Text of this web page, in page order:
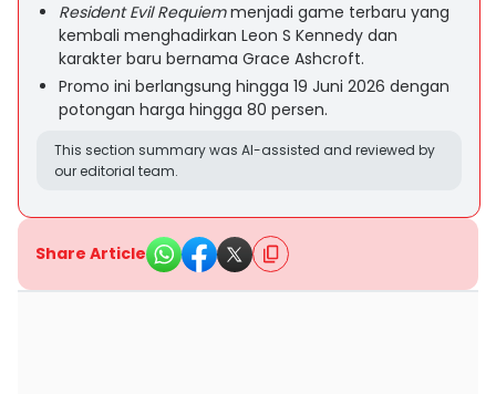
Resident Evil Requiemmenjadi game terbaru yang
kembali menghadirkan Leon S Kennedy dan
karakter baru bernama Grace Ashcroft.
Promo ini berlangsung hingga 19 Juni 2026 dengan
potongan harga hingga 80 persen.
This section summary was AI-assisted and reviewed by
our editorial team.
Share Article